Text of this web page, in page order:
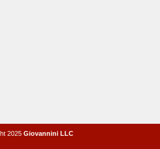
2025 Giovannini LLC